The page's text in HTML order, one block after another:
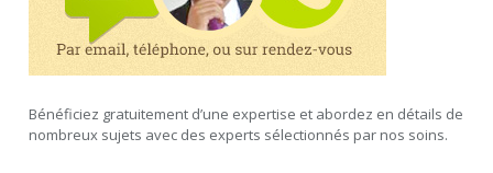
Bénéficiez gratuitement d’une expertise et abordez en détails de
nombreux sujets avec des experts sélectionnés par nos soins.